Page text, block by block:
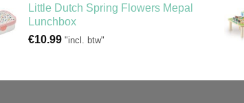
Little Dutch Spring Flowers Mepal
Lunchbox
€10.99 "incl. btw"